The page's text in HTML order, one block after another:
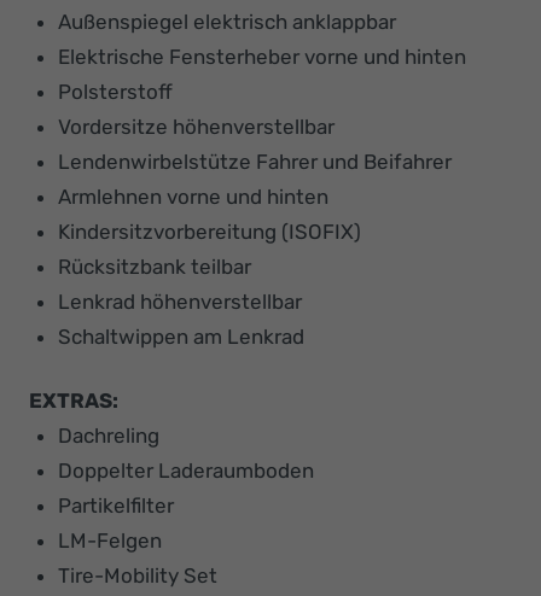
Außenspiegel elektrisch anklappbar
Elektrische Fensterheber vorne und hinten
Polsterstoff
Vordersitze höhenverstellbar
Lendenwirbelstütze Fahrer und Beifahrer
Armlehnen vorne und hinten
Kindersitzvorbereitung (ISOFIX)
Rücksitzbank teilbar
Lenkrad höhenverstellbar
Schaltwippen am Lenkrad
EXTRAS:
Dachreling
Doppelter Laderaumboden
Partikelfilter
LM-Felgen
Tire-Mobility Set